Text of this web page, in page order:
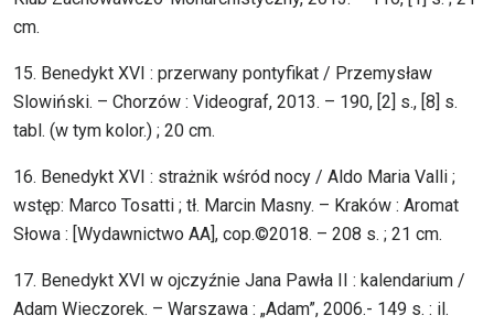
cm.
15. Benedykt XVI : przerwany pontyfikat / Przemysław
Slowiński. – Chorzów : Videograf, 2013. – 190, [2] s., [8] s.
tabl. (w tym kolor.) ; 20 cm.
16. Benedykt XVI : strażnik wśród nocy / Aldo Maria Valli ;
wstęp: Marco Tosatti ; tł. Marcin Masny. – Kraków : Aromat
Słowa : [Wydawnictwo AA], cop.©2018. – 208 s. ; 21 cm.
17. Benedykt XVI w ojczyźnie Jana Pawła II : kalendarium /
Adam Wieczorek. – Warszawa : „Adam”, 2006.- 149 s. : il.